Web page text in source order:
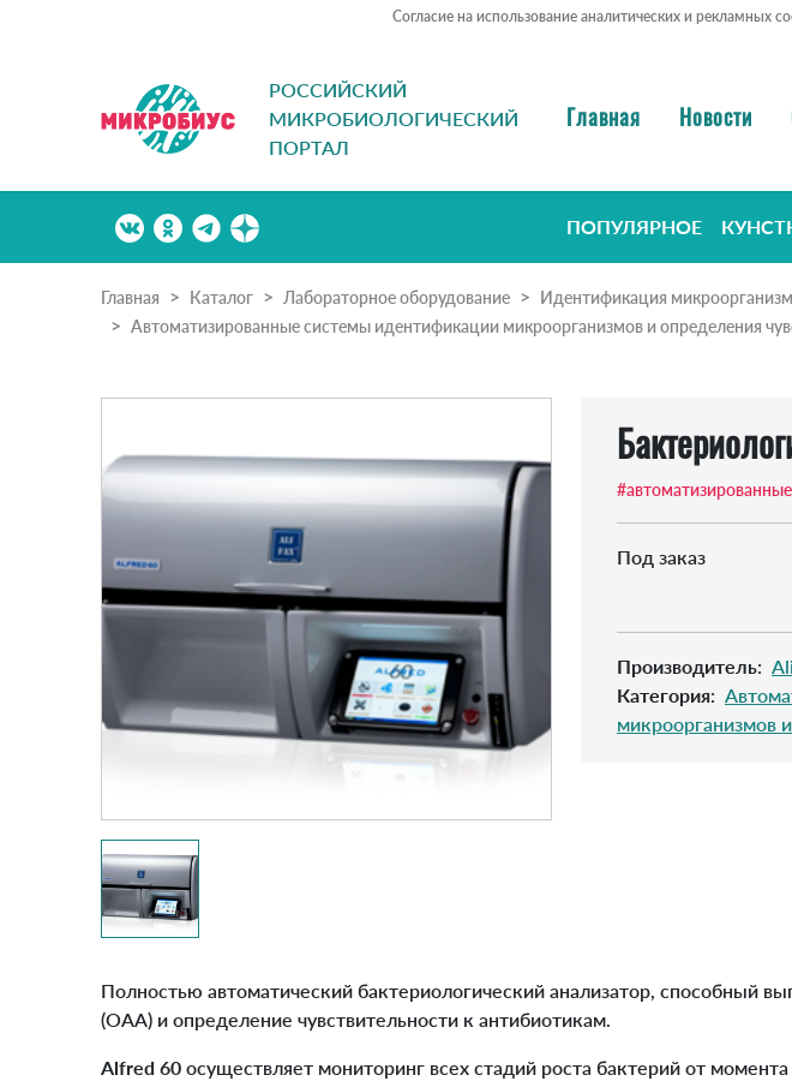
Согласие на использование аналитических и рекламных
РОССИЙСКИЙ
МИКРОБИОЛОГИЧЕСКИЙ
ПОРТАЛ
Главная Новости
ПОПУЛЯРНОЕ
Главная Каталог Лабораторное оборудование
Идентификация
Автоматизированные системы идентификации микроорганизмов и определения
Под заказ
Производитель:
Категория:
микроорганизмов
Полностью автоматический бактериологический анализатор, способный
(ОАА) и определение чувствительности к антибиотикам.
Alfred 60 осуществляет мониторинг всех стадий роста бактерий от